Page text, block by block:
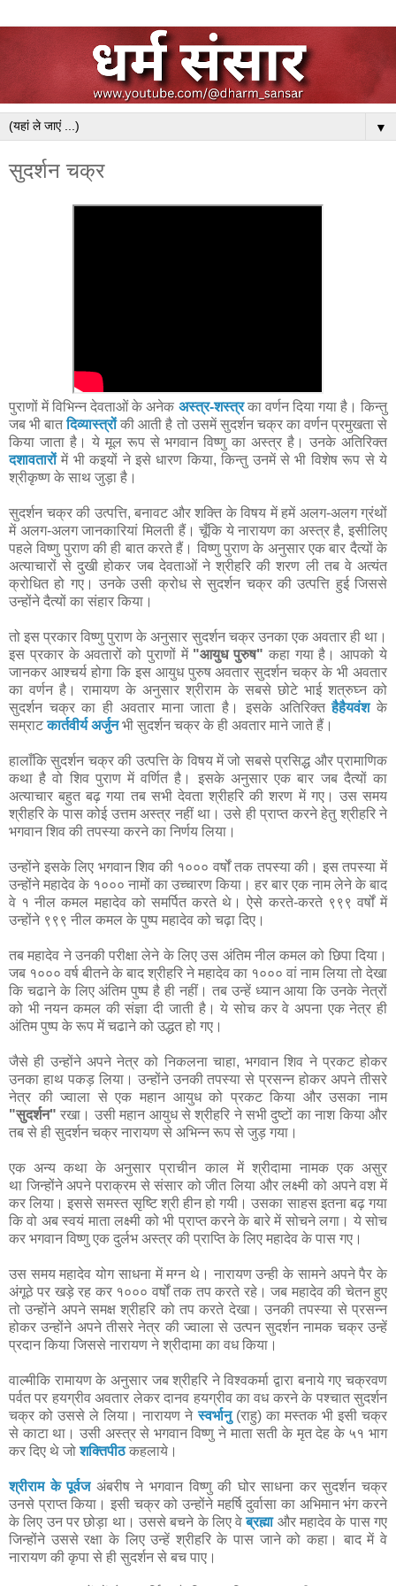
▼
सुदर्शन चक्र
पुराणों में विभिन्न देवताओं के अनेक अस्त्र-शस्त्रका वर्णन दिया गया है। किन्तु
जब भी बातदिव्यास्त्रोंकी आती है तो उसमें सुदर्शन चक्र का वर्णन प्रमुखता से
किया जाता है। ये मूल रूप से भगवान विष्णु का अस्त्र है। उनके अतिरिक्त
दशावतारोंमें भी कइयों ने इसे धारण किया, किन्तु उनमें से भी विशेष रूप से ये
श्रीकृष्ण के साथ जुड़ा है।
सुदर्शन चक्र की उत्पत्ति, बनावट और शक्ति के विषय में हमें अलग-अलग ग्रंथों
में अलग-अलग जानकारियां मिलती हैं। चूँकि ये नारायण का अस्त्र है, इसीलिए
पहले विष्णु पुराण की ही बात करते हैं। विष्णु पुराण के अनुसार एक बार दैत्यों के
अत्याचारों से दुखी होकर जब देवताओं ने श्रीहरि की शरण ली तब वे अत्यंत
क्रोधित हो गए। उनके उसी क्रोध से सुदर्शन चक्र की उत्पत्ति हुई जिससे
उन्होंने दैत्यों का संहार किया।
तो इस प्रकार विष्णु पुराण के अनुसार सुदर्शन चक्र उनका एक अवतार ही था।
इस प्रकार के अवतारों को पुराणों में "आयुध पुरुष" कहा गया है। आपको ये
जानकर आश्चर्य होगा कि इस आयुध पुरुष अवतार सुदर्शन चक्र के भी अवतार
का वर्णन है। रामायण के अनुसार श्रीराम के सबसे छोटे भाई शत्रुघ्न को
सुदर्शन चक्र का ही अवतार माना जाता है। इसके अतिरिक्तहैहैयवंशके
सम्राटकार्तवीर्य अर्जुनभी सुदर्शन चक्र के ही अवतार माने जाते हैं।
हालाँकि सुदर्शन चक्र की उत्पत्ति के विषय में जो सबसे प्रसिद्ध और प्रामाणिक
कथा है वो शिव पुराण में वर्णित है। इसके अनुसार एक बार जब दैत्यों का
अत्याचार बहुत बढ़ गया तब सभी देवता श्रीहरि की शरण में गए। उस समय
श्रीहरि के पास कोई उत्तम अस्त्र नहीं था। उसे ही प्राप्त करने हेतु श्रीहरि ने
भगवान शिव की तपस्या करने का निर्णय लिया।
उन्होंने इसके लिए भगवान शिव की १००० वर्षों तक तपस्या की। इस तपस्या में
उन्होंने महादेव के १००० नामों का उच्चारण किया। हर बार एक नाम लेने के बाद
वे १ नील कमल महादेव को समर्पित करते थे। ऐसे करते-करते ९९९ वर्षों में
उन्होंने ९९९ नील कमल के पुष्प महादेव को चढ़ा दिए।
तब महादेव ने उनकी परीक्षा लेने के लिए उस अंतिम नील कमल को छिपा दिया।
जब १००० वर्ष बीतने के बाद श्रीहरि ने महादेव का १००० वां नाम लिया तो देखा
कि चढाने के लिए अंतिम पुष्प है ही नहीं। तब उन्हें ध्यान आया कि उनके नेत्रों
को भी नयन कमल की संज्ञा दी जाती है। ये सोच कर वे अपना एक नेत्र ही
अंतिम पुष्प के रूप में चढाने को उद्धत हो गए।
जैसे ही उन्होंने अपने नेत्र को निकलना चाहा, भगवान शिव ने प्रकट होकर
उनका हाथ पकड़ लिया। उन्होंने उनकी तपस्या से प्रसन्न होकर अपने तीसरे
नेत्र की ज्वाला से एक महान आयुध को प्रकट किया और उसका नाम
"सुदर्शन" रखा। उसी महान आयुध से श्रीहरि ने सभी दुष्टों का नाश किया और
तब से ही सुदर्शन चक्र नारायण से अभिन्न रूप से जुड़ गया।
एक अन्य कथा के अनुसार प्राचीन काल में श्रीदामा नामक एक असुर
था जिन्होंने अपने पराक्रम से संसार को जीत लिया और लक्ष्मी को अपने वश में
कर लिया। इससे समस्त सृष्टि श्री हीन हो गयी। उसका साहस इतना बढ़ गया
कि वो अब स्वयं माता लक्ष्मी को भी प्राप्त करने के बारे में सोचने लगा। ये सोच
कर भगवान विष्णु एक दुर्लभ अस्त्र की प्राप्ति के लिए महादेव के पास गए।
उस समय महादेव योग साधना में मग्न थे। नारायण उन्ही के सामने अपने पैर के
अंगूठे पर खड़े रह कर १००० वर्षों तक तप करते रहे। जब महादेव की चेतन हुए
तो उन्होंने अपने समक्ष श्रीहरि को तप करते देखा। उनकी तपस्या से प्रसन्न
होकर उन्होंने अपने तीसरे नेत्र की ज्वाला से उत्पन सुदर्शन नामक चक्र उन्हें
प्रदान किया जिससे नारायण ने श्रीदामा का वध किया।
वाल्मीकि रामायण के अनुसार जब श्रीहरि ने विश्वकर्मा द्वारा बनाये गए चक्रवण
पर्वत पर हयग्रीव अवतार लेकर दानव हयग्रीव का वध करने के पश्चात सुदर्शन
चक्र को उससे ले लिया। नारायण नेस्वर्भानु(राहु) का मस्तक भी इसी चक्र
से काटा था। उसी अस्त्र से भगवान विष्णु ने माता सती के मृत देह के ५१ भाग
कर दिए थे जोशक्तिपीठकहलाये।
श्रीराम के पूर्वजअंबरीष ने भगवान विष्णु की घोर साधना कर सुदर्शन चक्र
उनसे प्राप्त किया। इसी चक्र को उन्होंने महर्षि दुर्वासा का अभिमान भंग करने
के लिए उन पर छोड़ा था। उससे बचने के लिए वेब्रह्माऔर महादेव के पास गए
जिन्होंने उससे रक्षा के लिए उन्हें श्रीहरि के पास जाने को कहा। बाद में वे
नारायण की कृपा से ही सुदर्शन से बच पाए।